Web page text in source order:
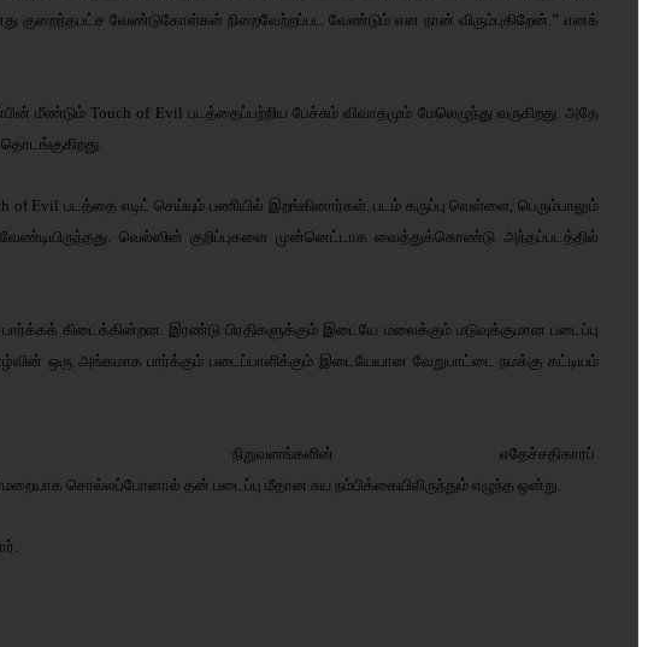
குறைந்தபட்ச வேண்டுகோள்கள் நிறைவேற்றப்பட வேண்டும் என நான் விரும்புகிறேன்.” எனக்
Touch of Evil படத்தைப்பற்றிய பேச்சும் விவாதமும் மேலெழுந்து வருகிறது. அதே
of Evil படத்தை எடிட் செய்யும் பணியில் இறங்கினார்கள். படம் கருப்பு வெள்ளை, பெரும்பாலும்
வெல்ஸின் குறிப்புகளை முன்னெட்டாக வைத்துக்கொண்டு அந்தப்படத்தில்
கிடைக்கின்றன. இரண்டு பிரதிகளுக்கும் இடையே மலைக்கும் மடுவுக்குமான படைப்பு
ஒரு அங்கமாக பார்க்கும் படைப்பாளிக்கும் இடையேயான வேறுபாட்டை நமக்கு கட்டியம்
நிறுவனங்களின் எதேச்சதிகாரப்
சொல்லப்போனால் தன் படைப்பு மீதான சுய நம்பிக்கையிலிருந்தும் எழுந்த ஒன்று.
.